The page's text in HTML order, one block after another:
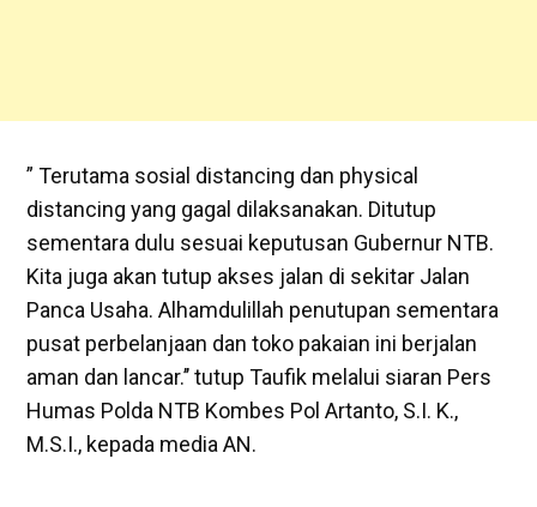
” Terutama sosial distancing dan physical
distancing yang gagal dilaksanakan. Ditutup
sementara dulu sesuai keputusan Gubernur NTB.
Kita juga akan tutup akses jalan di sekitar Jalan
Panca Usaha. Alhamdulillah penutupan sementara
pusat perbelanjaan dan toko pakaian ini berjalan
aman dan lancar.’’ tutup Taufik melalui siaran Pers
Humas Polda NTB Kombes Pol Artanto, S.I. K.,
M.S.I., kepada media AN.